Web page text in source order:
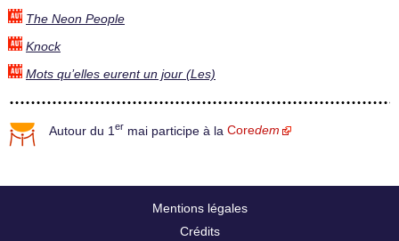
The Neon People
Knock
Mots qu’elles eurent un jour (Les)
Autour du 1 er mai participe à la Coredem
Mentions légales
Crédits